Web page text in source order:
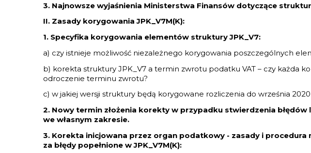
3. Najnowsze wyjaśnienia Ministerstwa Finansów dotyczące
II. Zasady korygowania JPK_V7M(K):
1. Specyfika korygowania elementów struktury JPK_V7:
a) czy istnieje możliwość niezależnego korygowania poszczególnych
b) korekta struktury JPK_V7 a termin zwrotu podatku VAT – czy każda
odroczenie terminu zwrotu?
c) w jakiej wersji struktury będą korygowane rozliczenia do września 2020
2. Nowy termin złożenia korekty w przypadku stwierdzenia błędów
we własnym zakresie.
3. Korekta inicjowana przez organ podatkowy - zasady i procedura
za błędy popełnione w JPK_V7M(K):